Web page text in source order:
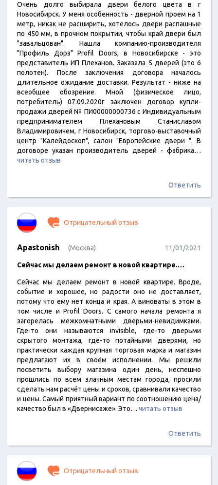
Очень долго выбирала двери белого цвета в г
Новосибирск. У меня особенность - дверной проем на 1
метр, никак не расширить, хотелось двери распашные
по 450 мм, в прочном покрытии, чтобы край двери был
"завальцован". Нашла компанию-производителя
"Профиль Дорз" Profil Doors, в Новосибирске - это
представитель ИП Плеханов. Заказала 5 дверей (это 6
полотен). После заключения договора началось
длительное ожидание доставки. Результат - ниже на
всеобщее обозрение. Мной (физическое лицо,
потребитель) 07.09.2020г заключен договор купли-
продажи дверей № ПИ00000000736 с Индивидуальным
предпринимателем Плехановым Станиславом
Владимировичем, г Новосибирск, торгово-выставочный
центр "Калейдоскоп", салон "Европейские двери ". В
договоре указан производитель дверей - фабрика…
читать отзыв
Ответить
Отрицательный отзыв
Apastonish (Москва) 11/01/2021
Сейчас мы делаем ремонт в новой квартире.…
Сейчас мы делаем ремонт в новой квартире. Вроде,
событие и хорошее, но радости оно не доставляет,
потому что ему нет конца и края. А виноваты в этом в
том числе и Profil Doors. С самого начала ремонта я
загорелась межкомнатными дверьми-невидимками.
Где-то они называются invisiblе, где-то дверьми
скрытого монтажа, где-то потайными дверями, но
практически каждая крупная торговая марка и магазин
предлагают их в своём исполнении. Мы решили
посветить выбору магазина один день, неспешно
прошлись по всем злачным местам города, просили
сделать нам расчёт цены и сроков, сравнивали качество
и цены. Самый приятный вариант по соотношению цена/
качество был в «Двернисаже». Это… читать отзыв
Ответить
Отрицательный отзыв